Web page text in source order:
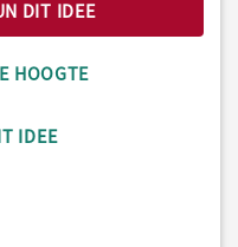
DIT IDEE
HOOGTE
IDEE